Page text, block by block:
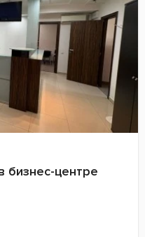
бизнес-центре